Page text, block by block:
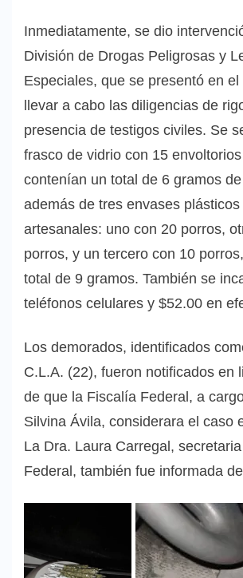
Inmediatamente, se dio
División de Drogas Peligrosas y
Especiales, que se presentó en el
llevar a cabo las diligencias de
presencia de testigos civiles. Se
frasco de vidrio con 15
contenían un total de 6 gramos
además de tres envases
artesanales: uno con 20 porros,
porros, y un tercero con 10
total de 9 gramos. También se
teléfonos celulares y $52.00 en
Los demorados, identificados
C.L.A. (22), fueron notificados en
de que la Fiscalía Federal, a
Silvina Ávila, considerara el caso
La Dra. Laura Carregal,
Federal, también fue informada